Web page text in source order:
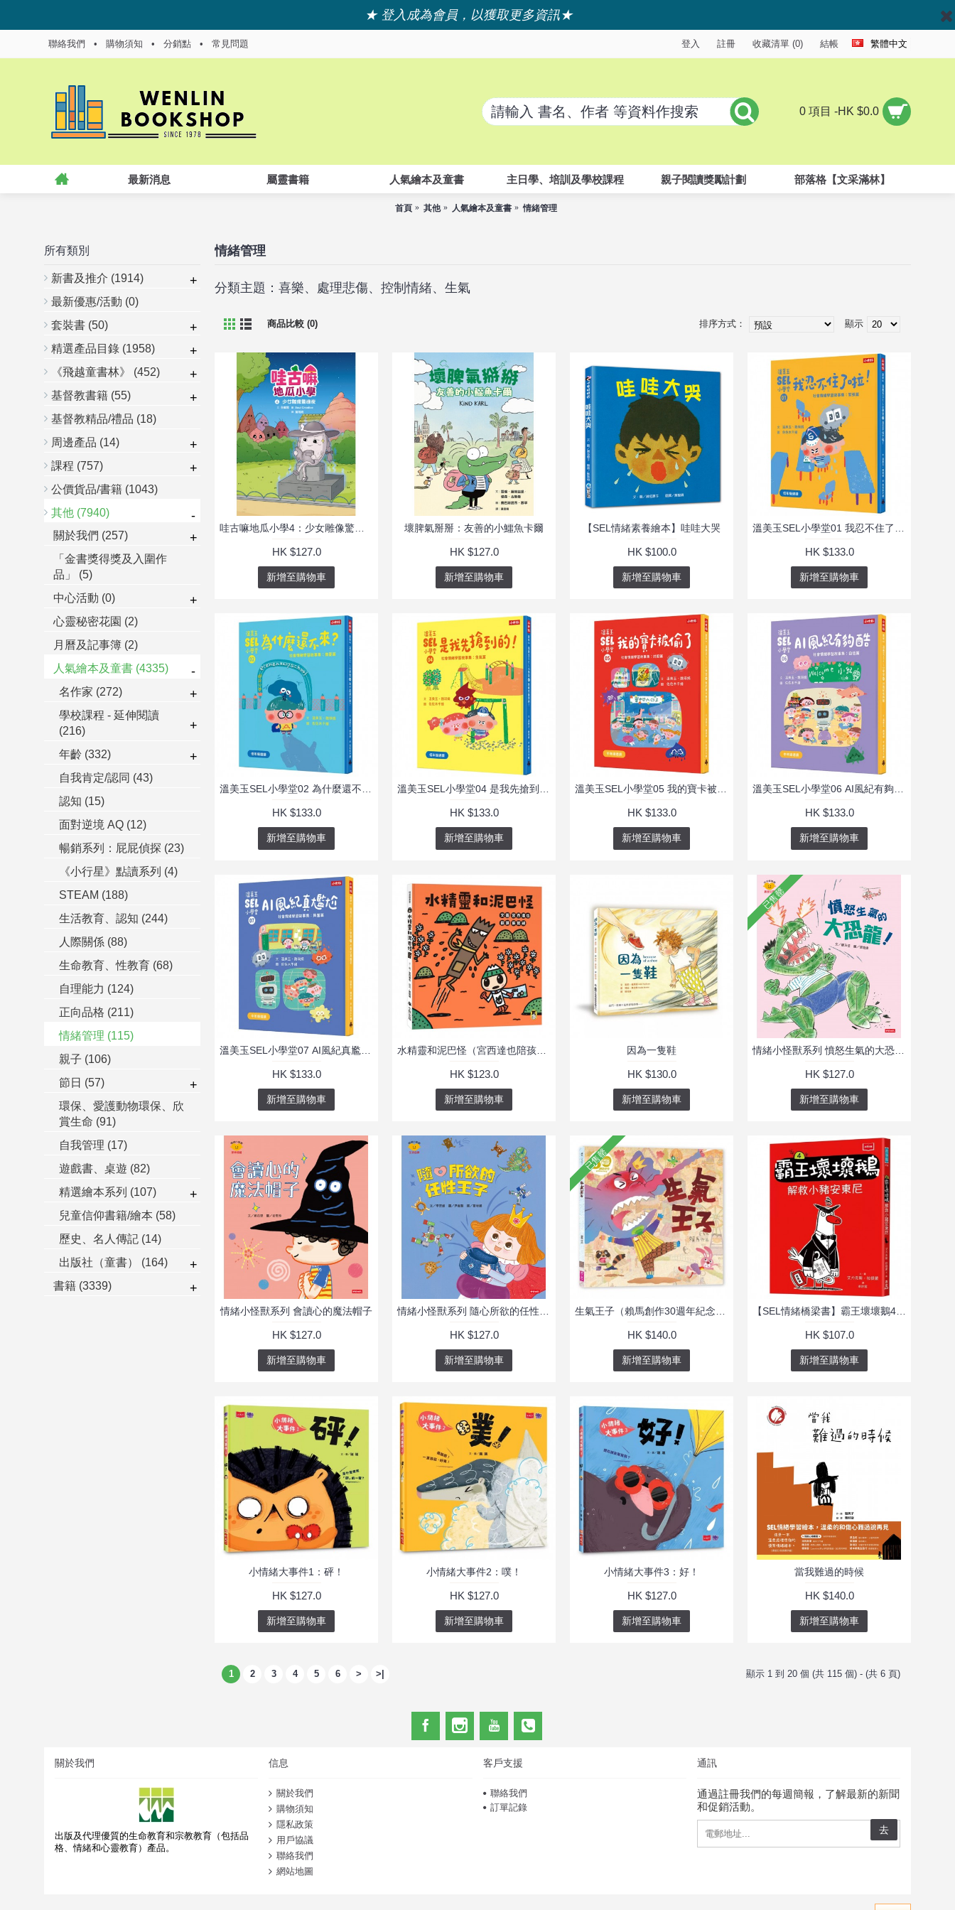
★ 登入成為會員，以獲取更多資訊★
聯絡我們 • 購物須知 • 分銷點 • 常見問題 登入 註冊 收藏清單 (0) 結帳 繁體中文
0 項目 -HK $0.0
最新消息 屬靈書籍 人氣繪本及童書 主日學、培訓及學校課程 親子閱讀獎勵計劃 部落格【文采滿林】
首頁 其他 人氣繪本及童書 情緒管理
所有類別
新書及推介 (1914) +
最新優惠/活動 (0)
套裝書 (50) +
精選產品目錄 (1958) +
《飛越童書林》 (452) +
基督教書籍 (55) +
基督教精品/禮品 (18)
周邊產品 (14) +
課程 (757) +
公價貨品/書籍 (1043)
其他 (7940) -
關於我們 (257) +
「金書獎得獎及入圍作
品」 (5)
中心活動 (0) +
心靈秘密花園 (2)
月曆及記事簿 (2)
人氣繪本及童書 (4335) -
名作家 (272) +
學校課程 - 延伸閱讀
(216)
+
年齡 (332) +
自我肯定/認同 (43)
認知 (15)
面對逆境 AQ (12)
暢銷系列：屁屁偵探 (23)
《小行星》點讀系列 (4)
STEAM (188)
生活教育、認知 (244)
人際關係 (88)
生命教育、性教育 (68)
自理能力 (124)
正向品格 (211)
情緒管理 (115)
親子 (106)
節日 (57) +
環保、愛護動物環保、欣
賞生命 (91)
自我管理 (17)
遊戲書、桌遊 (82)
精選繪本系列 (107) +
兒童信仰書籍/繪本 (58)
歷史、名人傳記 (14)
出版社（童書） (164) +
書籍 (3339) +
情緒管理
分類主題：喜樂、處理悲傷、控制情緒、生氣
商品比較 (0) 顯示
排序方式：
HK $127.0
新增至購物車
壞脾氣掰掰：友善的小鱷魚卡爾
HK $127.0
新增至購物車
【SEL情緒素養繪本】哇哇大哭
HK $100.0
新增至購物車
HK $133.0
新增至購物車
溫美玉SEL小學堂02 為什麼還不來？【社會情緒學習：擔心害怕的時候怎麼辦？小學生故事集】
HK $133.0
新增至購物車
溫美玉SEL小學堂04 是我先搶到的！【社會情緒學習：在衝突中學習人際關係技能 小學生故事集】
HK $133.0
新增至購物車
溫美玉SEL小學堂05 我的寶卡被偷了【社會情緒學習：不想原諒是可以的嗎？小學生故事集】
HK $133.0
新增至購物車
溫美玉SEL小學堂06 AI風紀有夠酷【社會情緒學習：從人際協調中培育自信 小學生故事集】
HK $133.0
新增至購物車
HK $133.0
新增至購物車
HK $123.0
新增至購物車
因為一隻鞋
HK $130.0
新增至購物車
已售罄
HK $127.0
新增至購物車
情緒小怪獸系列 會讀心的魔法帽子
HK $127.0
新增至購物車
HK $127.0
新增至購物車
已售罄
HK $140.0
新增至購物車
HK $107.0
新增至購物車
小情緒大事件1：砰！
HK $127.0
新增至購物車
小情緒大事件2：噗！
HK $127.0
新增至購物車
小情緒大事件3：好！
HK $127.0
新增至購物車
當我難過的時候
HK $140.0
新增至購物車
1 2 3 4 5 6 > >| 顯示 1 到 20 個 (共 115 個) - (共 6 頁)
關於我們
出版及代理優質的生命教育和宗教教育（包括品
格、情緒和心靈教育）產品。
信息
關於我們
購物須知
隱私政策
用戶協議
聯絡我們
網站地圖
客戶支援
聯絡我們
訂單記錄
通訊
通過註冊我們的每週簡報，了解最新的新聞
和促銷活動。
去